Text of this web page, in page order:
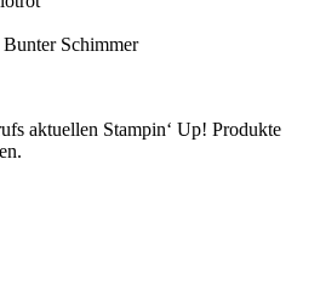
Schimmer
aktuellen Stampin‘ Up! Produkte